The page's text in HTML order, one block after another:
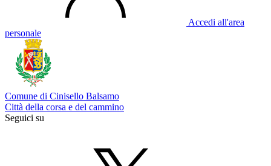
Accedi all'area
personale
Comune di Cinisello Balsamo
Città della corsa e del cammino
Seguici su